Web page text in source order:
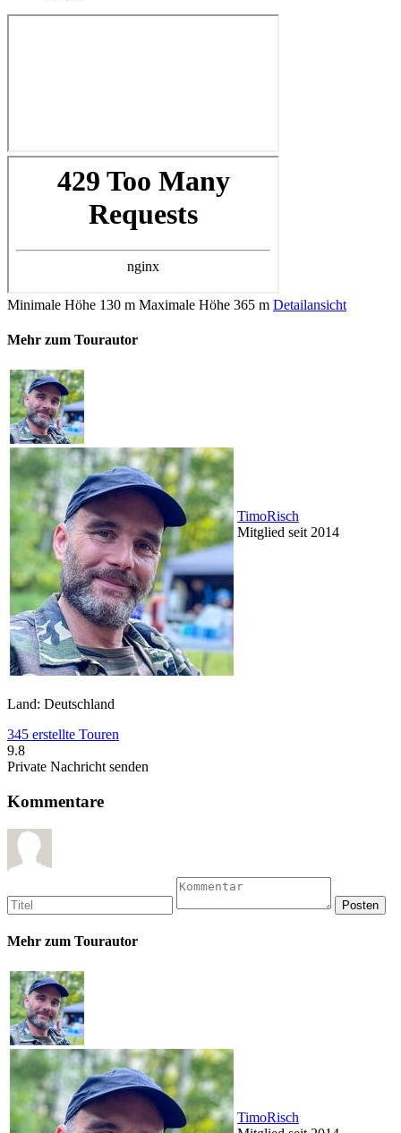
Minimale Höhe 130 m Maximale Höhe 365 m Detailansicht
Mehr zum Tourautor
TimoRisch
Mitglied seit 2014
Land: Deutschland
345 erstellte Touren
9.8
Private Nachricht senden
Kommentare
Mehr zum Tourautor
TimoRisch